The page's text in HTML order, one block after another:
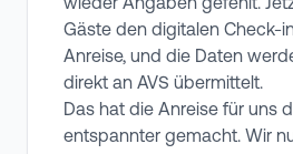
wieder Angaben gefehlt.
Gäste den digitalen Check-
Anreise, und die Daten
direkt an AVS übermittelt.
Das hat die Anreise für uns
entspannter gemacht. Wir